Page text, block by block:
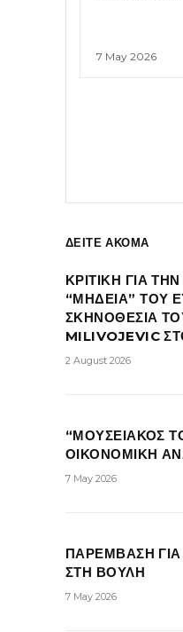
7 May 2026
ΔΕΙΤΕ ΑΚΟΜΑ
ΚΡΙΤΙΚΗ ΓΙΑ
“ΜΗΔΕΙΑ” ΤΟΥ
ΣΚΗΝΟΘΕΣΙΑ
MILIVOJEVIC
2 August 2026
“ΜΟΥΣΕΙΑΚΟΣ
ΟΙΚΟΝΟΜΙΚΗ
7 May 2026
ΠΑΡΕΜΒΑΣΗ ΓΙΑ
ΣΤΗ ΒΟΥΛΗ
7 May 2026